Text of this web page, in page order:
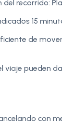
del recorrido:
15
de
viaje pueden
con